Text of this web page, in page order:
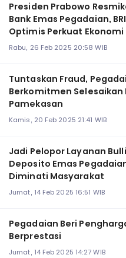
Presiden Prabowo
Bank Emas Pegadaian,
Optimis Perkuat Ekonomi
Rabu, 26 Feb 2025 20:58 WIB
Tuntaskan Fraud,
Berkomitmen Selesaikan
Pamekasan
Kamis, 20 Feb 2025 21:41 WIB
Jadi Pelopor Layanan
Deposito Emas
Diminati Masyarakat
Jumat, 14 Feb 2025 16:51 WIB
Pegadaian Beri
Berprestasi
Jumat, 14 Feb 2025 14:27 WIB